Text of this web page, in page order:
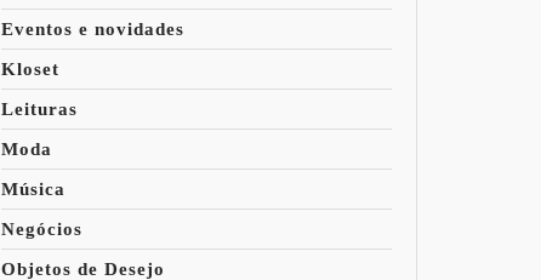
Eventos e novidades
Kloset
Leituras
Moda
Música
Negócios
Objetos de Desejo